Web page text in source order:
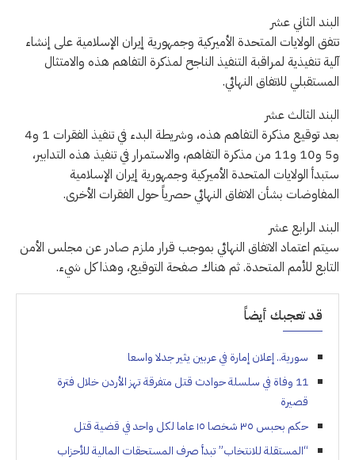
البند الثاني عشر
تتفق الولايات المتحدة الأميركية وجمهورية إيران الإسلامية على إنشاء
آلية تنفيذية لمراقبة التنفيذ الناجح لمذكرة التفاهم هذه والامتثال
المستقبلي للاتفاق النهائي.
البند الثالث عشر
بعد توقيع مذكرة التفاهم هذه، وشريطة البدء في تنفيذ الفقرات 1 و4
و5 و10 و11 من مذكرة التفاهم، والاستمرار في تنفيذ هذه التدابير،
ستبدأ الولايات المتحدة الأميركية وجمهورية إيران الإسلامية
المفاوضات بشأن الاتفاق النهائي حصرياً حول الفقرات الأخرى.
البند الرابع عشر
سيتم اعتماد الاتفاق النهائي بموجب قرار ملزم صادر عن مجلس الأمن
التابع للأمم المتحدة. ثم هناك صفحة التوقيع، وهذا كل شيء.
قد تعجبك أيضاً
سورية.. إعلان إمارة في عربين يثير جدلا واسعا
11 وفاة في سلسلة حوادث قتل متفرقة تهز الأردن خلال فترة
قصيرة
حكم بحبس ٣٥ شخصا ١٥ عاما لكل واحد في قضية قتل
“المستقلة للانتخاب” تبدأ صرف المستحقات المالية للأحزاب